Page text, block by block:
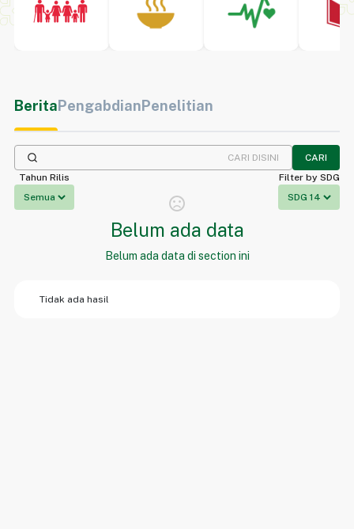
BeritaPengabdianPenelitian
Tahun Rilis Filter by SDG
CARI
sentiment_dissatisfied
Belum ada data
Belum ada data di section ini
Tidak ada hasil